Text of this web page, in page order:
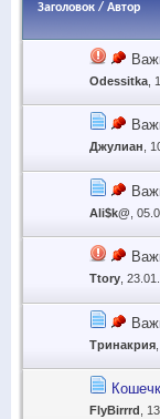
Заголовок / Автор
Odessitka ,
Джулиан ,
Ali$k@ ,
Ttory ,
Тринакрия
FlyBirrrd ,